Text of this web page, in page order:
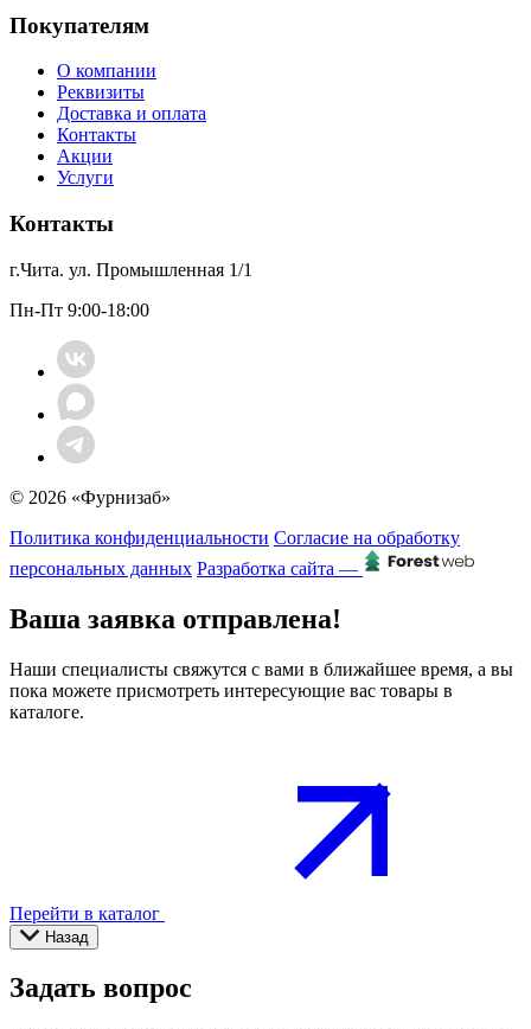
Покупателям
О компании
Реквизиты
Доставка и оплата
Контакты
Акции
Услуги
Контакты
г.Чита. ул. Промышленная 1/1
Пн-Пт 9:00-18:00
© 2026 «Фурнизаб»
Политика конфиденциальности Согласие на обработку
персональных данных Разработка сайта —
Ваша заявка отправлена!
Наши специалисты свяжутся с вами в ближайшее время, а вы
пока можете присмотреть интересующие вас товары в
каталоге.
Перейти в каталог
Назад
Задать вопрос